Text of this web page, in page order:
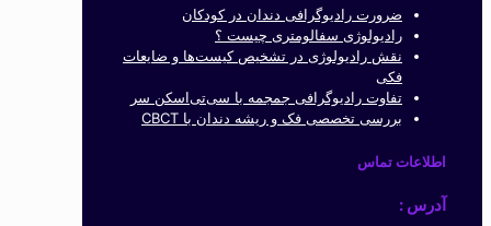
ضرورت رادیوگرافی دندان در کودکان
رادیولوژی سفالومتری چیست ؟
نقش رادیولوژی در تشخیص کیست‌ها و ضایعات
فکی
تفاوت رادیوگرافی جمجمه با سی‌تی‌اسکن سر
بررسی تخصصی فک و ریشه دندان با CBCT
اطلاعات تماس
آدرس :